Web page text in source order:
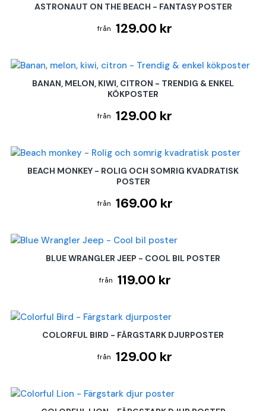
ASTRONAUT ON THE BEACH - FANTASY POSTER
129.00 kr
BANAN, MELON, KIWI, CITRON - TRENDIG & ENKEL
KÖKPOSTER
129.00 kr
BEACH MONKEY - ROLIG OCH SOMRIG KVADRATISK
POSTER
169.00 kr
BLUE WRANGLER JEEP - COOL BIL POSTER
119.00 kr
COLORFUL BIRD - FÄRGSTARK DJURPOSTER
129.00 kr